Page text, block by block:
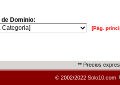
Dominio:
[Pág.
** Precios
© 2002/2022 Solo10.com